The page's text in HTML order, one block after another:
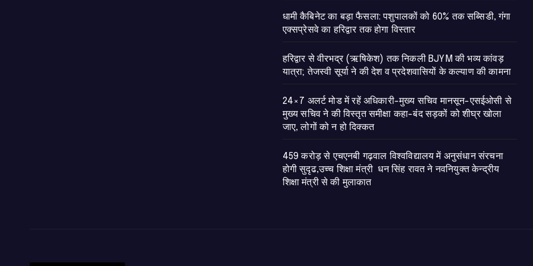
​धामी कैबिनेट का बड़ा फैसला: पशुपालकों को 60% तक सब्सिडी, गंगा
एक्सप्रेसवे का हरिद्वार तक होगा विस्तार
​हरिद्वार से वीरभद्र (ऋषिकेश) तक निकली BJYM की भव्य कांवड़
यात्रा; तेजस्वी सूर्या ने की देश व प्रदेशवासियों के कल्याण की कामना
24×7 अलर्ट मोड में रहें अधिकारी-मुख्य सचिव मानसून-एसईओसी से
मुख्य सचिव ने की विस्तृत समीक्षा कहा-बंद सड़कों को शीघ्र खोला
जाए, लोगों को न हो दिक्कत
459 करोड़ से एचएनबी गढ़वाल विश्वविद्यालय में अनुसंधान संरचना
होगी सुदृढ,उच्च शिक्षा मंत्री धन सिंह रावत ने नवनियुक्त केन्द्रीय
शिक्षा मंत्री से की मुलाकात